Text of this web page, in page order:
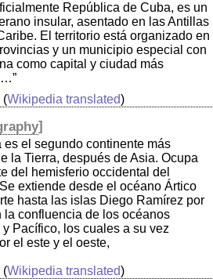
República de Cuba, es un
insular, asentado en las Antillas
El territorio está organizado en
y un municipio especial con
como capital y ciudad más
(Wikipedia translated)
]
es el segundo continente más
la Tierra, después de Asia. Ocupa
del hemisferio occidental del
extiende desde el océano Ártico
hasta las islas Diego Ramírez por
la confluencia de los océanos
Pacífico, los cuales a su vez
el este y el oeste,
(Wikipedia translated)